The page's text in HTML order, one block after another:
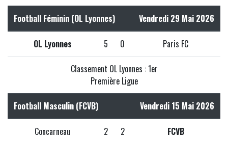
Football Féminin (OL Lyonnes) Vendredi 29 Mai 2026
OL Lyonnes 5 0 Paris FC
Classement OL Lyonnes : 1er
Première Ligue
Football Masculin (FCVB) Vendredi 15 Mai 2026
Concarneau 2 2 FCVB